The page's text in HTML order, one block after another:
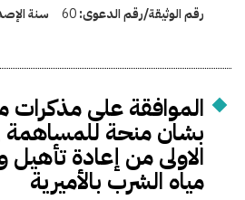
رقم الوثيقة/رقم الدعوى:60 سنة
الموافقة على مذكرات
بشان منحة للمساهمة
الاولى من إعادة
مياه الشرب بالأميرية